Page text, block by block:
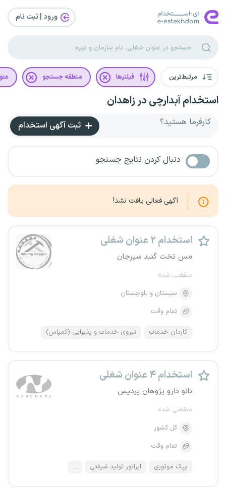
ورود | ثبت‌ نام
مرتبط‌ترین فیلترها منطقه جستجو
استخدام آبدارچی در زاهدان
کارفرما هستید؟ ثبت آگهی استخدام
دنبال کردن نتایج جستجو
آگهی فعالی یافت نشد!
استخدام ۲ عنوان شغلی
مس تخت گنبد سیرجان
منقضی شده
سیستان و بلوچستان
تمام وقت
کاردان خدمات نیروی خدمات و پذیرایی (کمپاس)
استخدام ۴ عنوان شغلی
نانو دارو پژوهان پردیس
منقضی شده
کل کشور
تمام وقت
پیک موتوری اپراتور تولید شیفتی ...